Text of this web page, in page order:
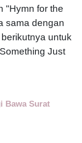
"Hymn for the
sama dengan
untuk
Just
Bawa Surat